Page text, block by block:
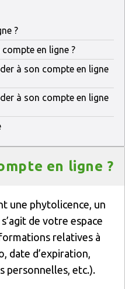
?
en ligne ?
à son compte en ligne
à son compte en ligne
en ligne ?
une phytolicence, un
de votre espace
relatives à
date d’expiration,
personnelles, etc.).